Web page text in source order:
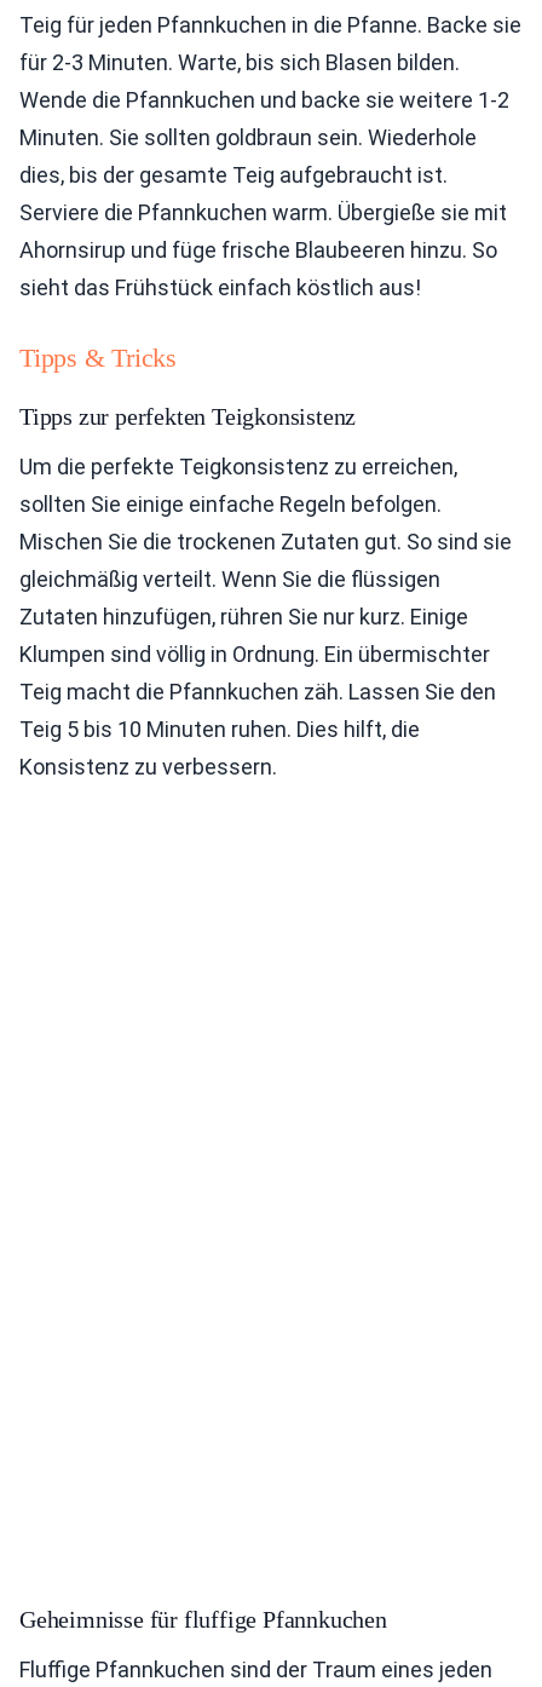
Teig für jeden Pfannkuchen in die Pfanne. Backe sie
für 2-3 Minuten. Warte, bis sich Blasen bilden.
Wende die Pfannkuchen und backe sie weitere 1-2
Minuten. Sie sollten goldbraun sein. Wiederhole
dies, bis der gesamte Teig aufgebraucht ist.
Serviere die Pfannkuchen warm. Übergieße sie mit
Ahornsirup und füge frische Blaubeeren hinzu. So
sieht das Frühstück einfach köstlich aus!
Tipps & Tricks
Tipps zur perfekten Teigkonsistenz
Um die perfekte Teigkonsistenz zu erreichen,
sollten Sie einige einfache Regeln befolgen.
Mischen Sie die trockenen Zutaten gut. So sind sie
gleichmäßig verteilt. Wenn Sie die flüssigen
Zutaten hinzufügen, rühren Sie nur kurz. Einige
Klumpen sind völlig in Ordnung. Ein übermischter
Teig macht die Pfannkuchen zäh. Lassen Sie den
Teig 5 bis 10 Minuten ruhen. Dies hilft, die
Konsistenz zu verbessern.
Geheimnisse für fluffige Pfannkuchen
Fluffige Pfannkuchen sind der Traum eines jeden